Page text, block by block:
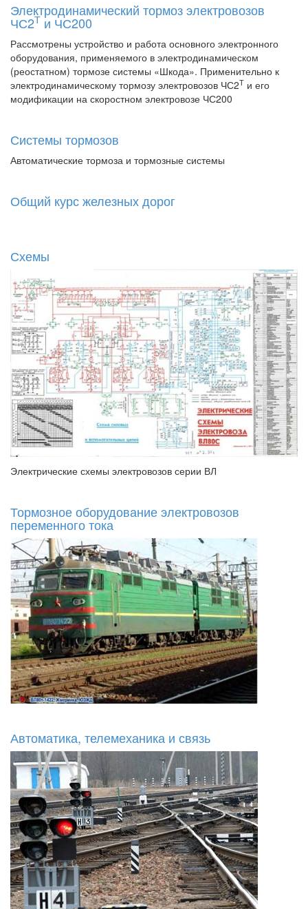
Электродинамический тормоз электровозов
ЧС2Т и ЧС200
Рассмотрены устройство и работа основного электронного
оборудования, применяемого в электродинамическом
(реостатном) тормозе системы «Шкода». Применительно к
электродинамическому тормозу электровозов ЧС2Т и его
модификации на скоростном электровозе ЧС200
Системы тормозов
Автоматические тормоза и тормозные системы
Общий курс железных дорог
Схемы
Электрические схемы электровозов серии ВЛ
Тормозное оборудование электровозов
переменного тока
Автоматика, телемеханика и связь